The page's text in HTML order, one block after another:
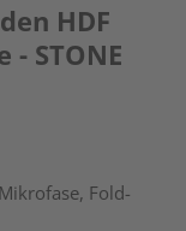
HDF
STONE
Fold-